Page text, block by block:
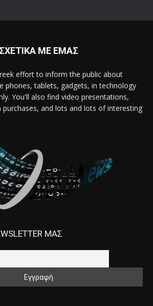
ΣΧΕΤΙΚΑ ΜΕ ΕΜΑΣ
effort to inform the public about
phones, tablets, gadgets, in technology
You'll also find video presentations,
and lots and lots of interesting
ΜΑΣ